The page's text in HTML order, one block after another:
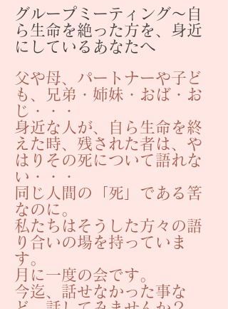
グループミーティング〜自
ら生命を絶った方を、身近
にしているあなたへ
父や母、パートナーや子ど
も、兄弟・姉妹・おば・お
じ・・・
身近な人が、自ら生命を終
えた時、残された者は、や
はりその死について語れな
い・・・
同じ人間の「死」である筈
なのに。
私たちはそうした方々の語
り合いの場を持っていま
す。
月に一度の会です。
今迄、話せなかった事な